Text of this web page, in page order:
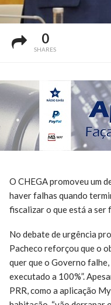
0
SHARES
O CHEGA promoveu um
haver falhas quando
fiscalizar o que está a ser
No debate de urgência
Pacheco reforçou que o
quer que o Governo
executado a 100%”.
PRR, como a aplicação